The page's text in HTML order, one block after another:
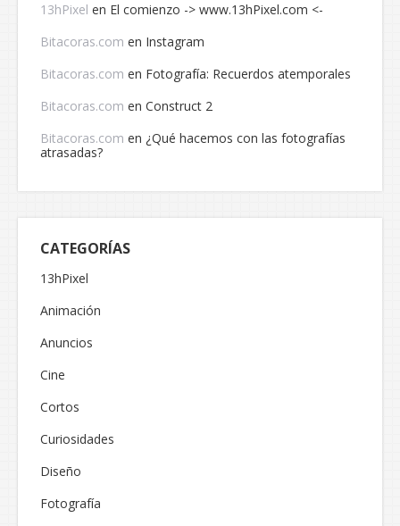
13hPixel en El comienzo -> www.13hPixel.com <-
Bitacoras.com en Instagram
Bitacoras.com en Fotografía: Recuerdos atemporales
Bitacoras.com en Construct 2
Bitacoras.com en ¿Qué hacemos con las fotografías
atrasadas?
CATEGORÍAS
13hPixel
Animación
Anuncios
Cine
Cortos
Curiosidades
Diseño
Fotografía